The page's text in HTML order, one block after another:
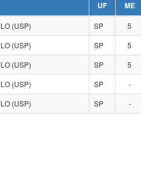
UF ME
(USP) SP 5
(USP) SP 5
(USP) SP 5
(USP) SP -
(USP) SP -